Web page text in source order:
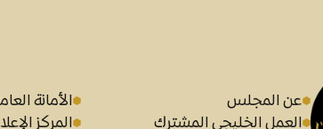
عن المجلس
الأمانة
العمل الخليجي المشترك
المركز